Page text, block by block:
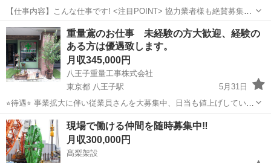
【仕事内容】こんな仕事です! <注目POINT> 協力業者様も絶賛募集
中!! 1日平均労働時間:3.6時間程度の月もあり(過去実績) 20代30代中心
の勢いのある会社です! 午前中/お昼で終了することが多いです 意外と
体力仕事では...
正社員
重量鳶のお仕事 未経験の方大歓迎、経験の
ある方は優遇致します。
月収345,000円
八王子重量工事株式会社
東京都 八王子駅
5月31日
⭐︎待遇⭐︎ 事業拡大に伴い従業員さんを大募集中、日当も値上げしていま
す。 日当15000円〜23000円 運転免許をお持ちの方はそれだけで日当
に1000円プラスします！ もちろん運転しない日でもお給料は下がった
りしま...
東京 八王子市 八王子駅 土木 重量鳶
現場で働ける仲間を随時募集中‼️
月収300,000円
髙梨架設